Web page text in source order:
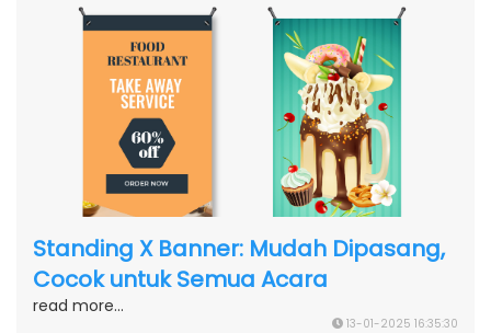
Standing X Banner: Mudah Dipasang,
Cocok untuk Semua Acara
read more...
13-01-2025 16:35:30